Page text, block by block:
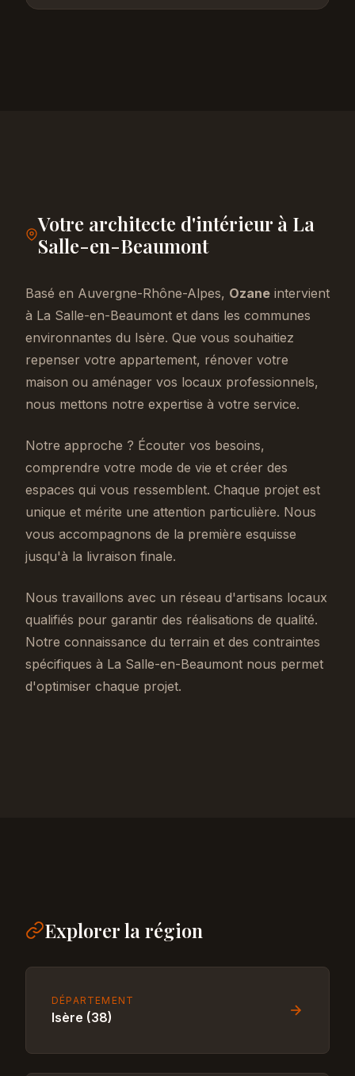
Votre architecte d'intérieur à La
Salle-en-Beaumont
Basé en Auvergne-Rhône-Alpes, Ozane intervient
à La Salle-en-Beaumont et dans les communes
environnantes du Isère. Que vous souhaitiez
repenser votre appartement, rénover votre
maison ou aménager vos locaux professionnels,
nous mettons notre expertise à votre service.
Notre approche ? Écouter vos besoins,
comprendre votre mode de vie et créer des
espaces qui vous ressemblent. Chaque projet est
unique et mérite une attention particulière. Nous
vous accompagnons de la première esquisse
jusqu'à la livraison finale.
Nous travaillons avec un réseau d'artisans locaux
qualifiés pour garantir des réalisations de qualité.
Notre connaissance du terrain et des contraintes
spécifiques à La Salle-en-Beaumont nous permet
d'optimiser chaque projet.
Explorer la région
DÉPARTEMENT
Isère (38)